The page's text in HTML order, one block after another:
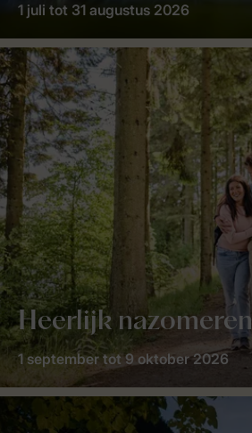
1 juli tot 31 augustus 2026
Heerlijk nazomeren
1 september tot 9 oktober 2026